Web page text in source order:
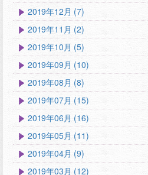
2019年12月 (7)
2019年11月 (2)
2019年10月 (5)
2019年09月 (10)
2019年08月 (8)
2019年07月 (15)
2019年06月 (16)
2019年05月 (11)
2019年04月 (9)
2019年03月 (12)